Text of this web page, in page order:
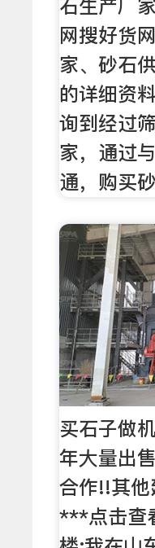
石生产厂
网搜好货
家、砂石
的详细资
询到经过
家，通过
通，购买
买石子做
年大量出
合作!!其
***点击查